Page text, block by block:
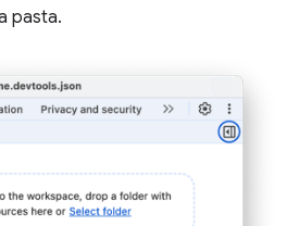
pasta.